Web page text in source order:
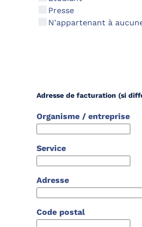
Presse
N'appartenant à
Adresse de facturation (si
Organisme / entreprise
Service
Adresse
Code postal